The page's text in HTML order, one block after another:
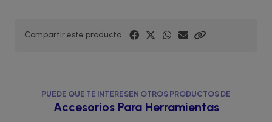
Compartir este producto
PUEDE QUE TE INTERESEN OTROS PRODUCTOS DE
Accesorios Para Herramientas